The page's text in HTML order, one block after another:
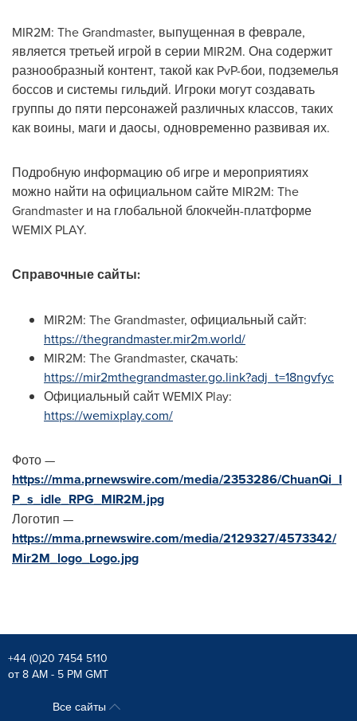
MIR2M: The Grandmaster, выпущенная в феврале,
является третьей игрой в серии MIR2M. Она содержит
разнообразный контент, такой как PvP-бои, подземелья
боссов и системы гильдий. Игроки могут создавать
группы до пяти персонажей различных классов, таких
как воины, маги и даосы, одновременно развивая их.
Подробную информацию об игре и мероприятиях
можно найти на официальном сайте MIR2M: The
Grandmaster и на глобальной блокчейн-платформе
WEMIX PLAY.
Справочные сайты:
MIR2M: The Grandmaster, официальный сайт:
https://thegrandmaster.mir2m.world/
MIR2M: The Grandmaster, скачать:
https://mir2mthegrandmaster.go.link?adj_t=18ngvfyc
Официальный сайт WEMIX Play:
https://wemixplay.com/
Фото —
https://mma.prnewswire.com/media/2353286/ChuanQi_I
P_s_idle_RPG_MIR2M.jpg
Логотип —
https://mma.prnewswire.com/media/2129327/4573342/
Mir2M_logo_Logo.jpg
+44 (0)20 7454 5110
от 8 AM - 5 PM GMT
Все сайты